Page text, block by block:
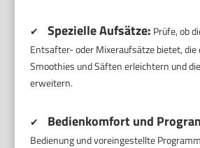
✔ Spezielle Aufsätze: Prüfe, ob
Entsafter- oder Mixeraufsätze bietet, die
Smoothies und Säften erleichtern und
erweitern.
✔ Bedienkomfort und
Bedienung und voreingestellte